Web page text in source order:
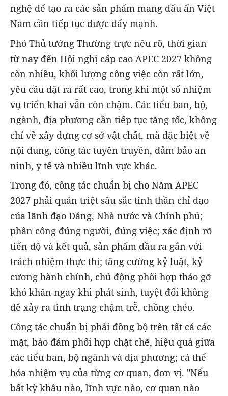
nghệ để tạo ra các sản phẩm mang dấu ấn Việt
Nam cần tiếp tục được đẩy mạnh.
Phó Thủ tướng Thường trực nêu rõ, thời gian
từ nay đến Hội nghị cấp cao APEC 2027 không
còn nhiều, khối lượng công việc còn rất lớn,
yêu cầu đặt ra rất cao, trong khi một số nhiệm
vụ triển khai vẫn còn chậm. Các tiểu ban, bộ,
ngành, địa phương cần tiếp tục tăng tốc, không
chỉ về xây dựng cơ sở vật chất, mà đặc biệt về
nội dung, công tác tuyên truyền, đảm bảo an
ninh, y tế và nhiều lĩnh vực khác.
Trong đó, công tác chuẩn bị cho Năm APEC
2027 phải quán triệt sâu sắc tinh thần chỉ đạo
của lãnh đạo Đảng, Nhà nước và Chính phủ;
phân công đúng người, đúng việc; xác định rõ
tiến độ và kết quả, sản phẩm đầu ra gắn với
trách nhiệm thực thi; tăng cường kỷ luật, kỷ
cương hành chính, chủ động phối hợp tháo gỡ
khó khăn ngay khi phát sinh, tuyệt đối không
để xảy ra tình trạng chậm trễ, chồng chéo.
Công tác chuẩn bị phải đồng bộ trên tất cả các
mặt, bảo đảm phối hợp chặt chẽ, hiệu quả giữa
các tiểu ban, bộ ngành và địa phương; cá thể
hóa nhiệm vụ của từng cơ quan, đơn vị. "Nếu
bất kỳ khâu nào, lĩnh vực nào, cơ quan nào